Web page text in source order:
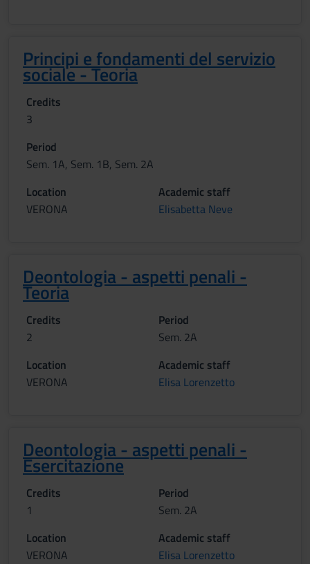
Principi e fondamenti del servizio
sociale - Teoria
Credits
3
Period
Sem. 1A, Sem. 1B, Sem. 2A
Location
VERONA
Academic staff
Elisabetta Neve
Deontologia - aspetti penali -
Teoria
Credits
2
Period
Sem. 2A
Location
VERONA
Academic staff
Elisa Lorenzetto
Deontologia - aspetti penali -
Esercitazione
Credits
1
Period
Sem. 2A
Location
VERONA
Academic staff
Elisa Lorenzetto